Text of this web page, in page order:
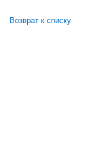
Возврат к списку